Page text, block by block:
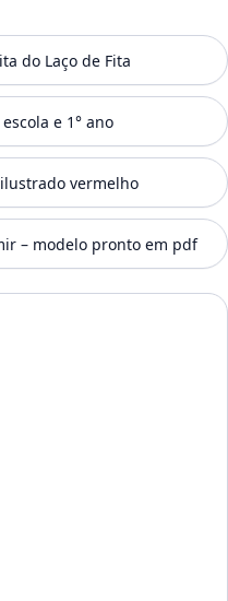
do Laço de Fita
e 1° ano
vermelho
– modelo pronto em pdf